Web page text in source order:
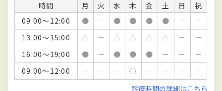
時間 月 火 水 木 金 土 日
祝
09:00～12:00
● － ● ● ● ● －
－
13:00～15:00
△ － △ △ △ △ －
－
16:00～19:00
● － ● ● ● － －
－
09:00～12:00
－ － － ○ － － －
－
診療時間の詳細はこちら